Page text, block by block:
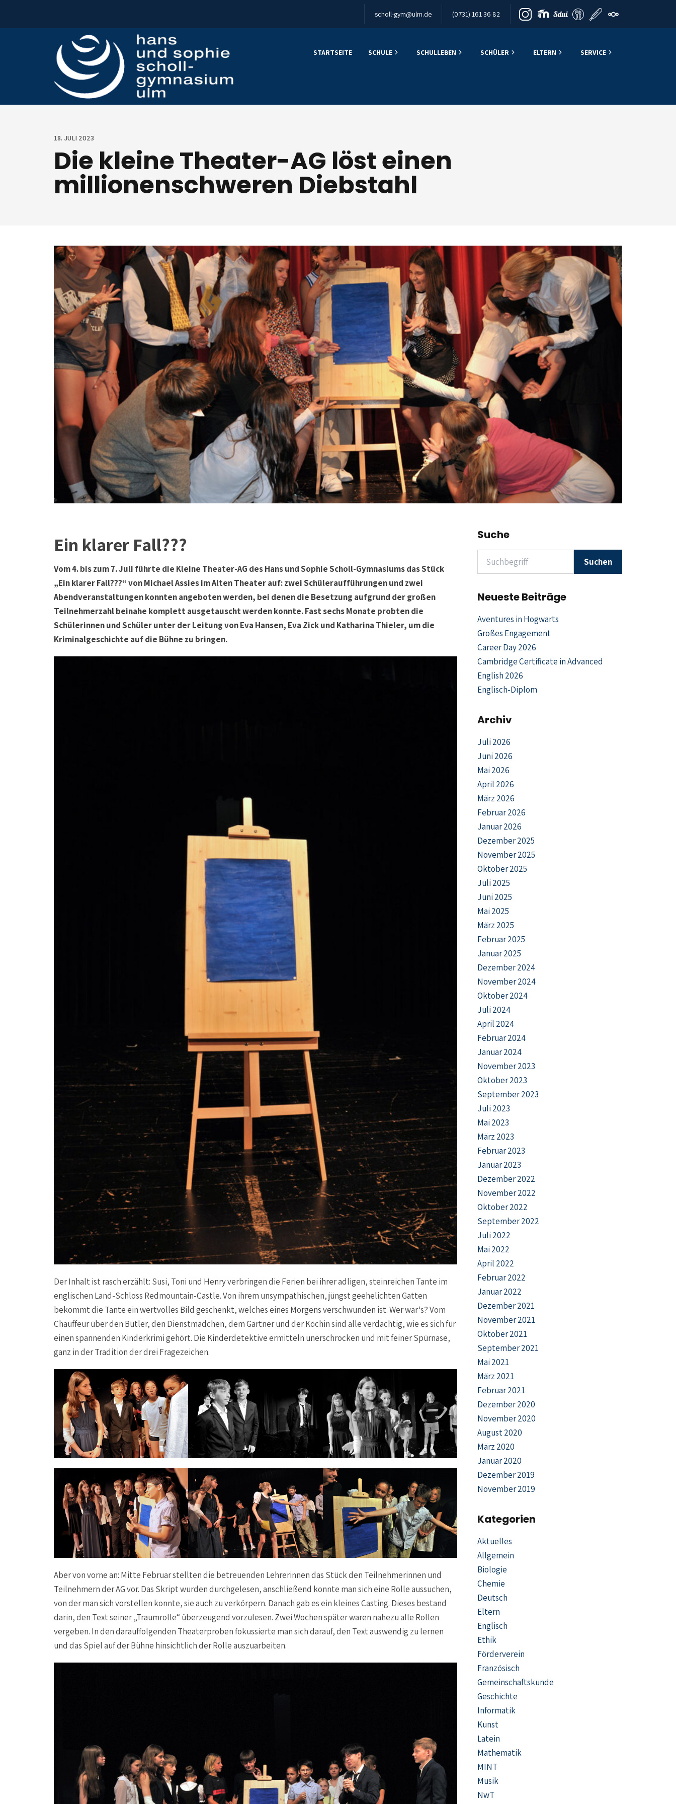
scholl-gym@ulm.de (0731) 161 36 82
STARTSEITE SCHULE SCHULLEBEN SCHÜLER ELTERN SERVICE
18. JULI 2023
Die kleine Theater-AG löst einen
millionenschweren Diebstahl
Ein klarer Fall???
Vom 4. bis zum 7. Juli führte die Kleine Theater-AG des Hans und Sophie Scholl-Gymnasiums das Stück
„Ein klarer Fall???“ von Michael Assies im Alten Theater auf: zwei Schüleraufführungen und zwei
Abendveranstaltungen konnten angeboten werden, bei denen die Besetzung aufgrund der großen
Teilnehmerzahl beinahe komplett ausgetauscht werden konnte. Fast sechs Monate probten die
Schülerinnen und Schüler unter der Leitung von Eva Hansen, Eva Zick und Katharina Thieler, um die
Kriminalgeschichte auf die Bühne zu bringen.
Der Inhalt ist rasch erzählt: Susi, Toni und Henry verbringen die Ferien bei ihrer adligen, steinreichen Tante im
englischen Land-Schloss Redmountain-Castle. Von ihrem unsympathischen, jüngst geehelichten Gatten
bekommt die Tante ein wertvolles Bild geschenkt, welches eines Morgens verschwunden ist. Wer war‘s? Vom
Chauffeur über den Butler, den Dienstmädchen, dem Gärtner und der Köchin sind alle verdächtig, wie es sich für
einen spannenden Kinderkrimi gehört. Die Kinderdetektive ermitteln unerschrocken und mit feiner Spürnase,
ganz in der Tradition der drei Fragezeichen.
Aber von vorne an: Mitte Februar stellten die betreuenden Lehrerinnen das Stück den Teilnehmerinnen und
Teilnehmern der AG vor. Das Skript wurden durchgelesen, anschließend konnte man sich eine Rolle aussuchen,
von der man sich vorstellen konnte, sie auch zu verkörpern. Danach gab es ein kleines Casting. Dieses bestand
darin, den Text seiner „Traumrolle“ überzeugend vorzulesen. Zwei Wochen später waren nahezu alle Rollen
vergeben. In den darauffolgenden Theaterproben fokussierte man sich darauf, den Text auswendig zu lernen
und das Spiel auf der Bühne hinsichtlich der Rolle auszuarbeiten.
Suche
Suchen nach Suchen
Neueste Beiträge
Aventures in Hogwarts
Großes Engagement
Career Day 2026
Cambridge Certificate in Advanced
English 2026
Englisch-Diplom
Archiv
Juli 2026
Juni 2026
Mai 2026
April 2026
März 2026
Februar 2026
Januar 2026
Dezember 2025
November 2025
Oktober 2025
Juli 2025
Juni 2025
Mai 2025
März 2025
Februar 2025
Januar 2025
Dezember 2024
November 2024
Oktober 2024
Juli 2024
April 2024
Februar 2024
Januar 2024
November 2023
Oktober 2023
September 2023
Juli 2023
Mai 2023
März 2023
Februar 2023
Januar 2023
Dezember 2022
November 2022
Oktober 2022
September 2022
Juli 2022
Mai 2022
April 2022
Februar 2022
Januar 2022
Dezember 2021
November 2021
Oktober 2021
September 2021
Mai 2021
März 2021
Februar 2021
Dezember 2020
November 2020
August 2020
März 2020
Januar 2020
Dezember 2019
November 2019
Kategorien
Aktuelles
Allgemein
Biologie
Chemie
Deutsch
Eltern
Englisch
Ethik
Förderverein
Französisch
Gemeinschaftskunde
Geschichte
Informatik
Kunst
Latein
Mathematik
MINT
Musik
NwT